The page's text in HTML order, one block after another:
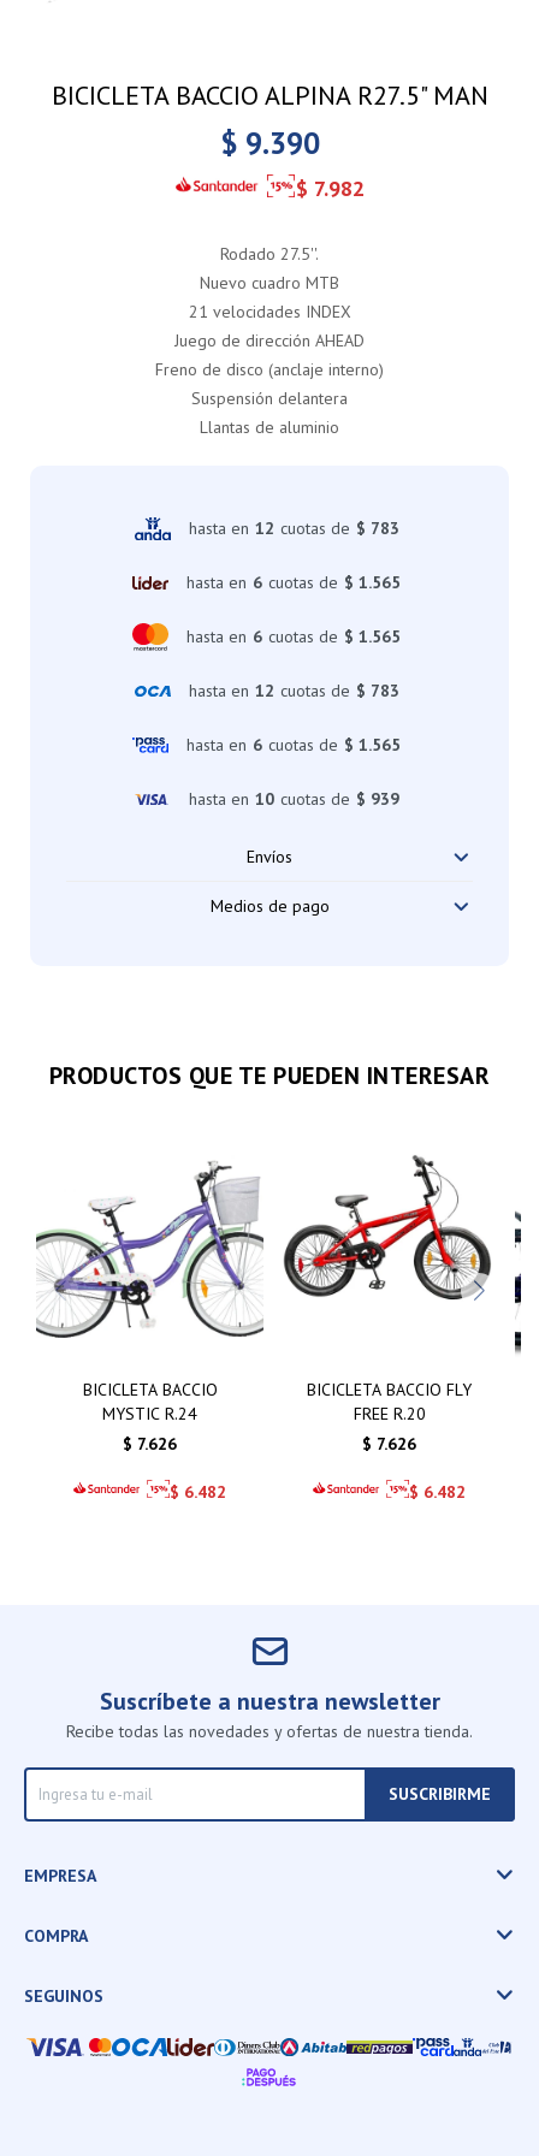
BICICLETA BACCIO ALPINA R27.5" MAN
$ 9.390
$ 7.982
Rodado 27.5''.
Nuevo cuadro MTB
21 velocidades INDEX
Juego de dirección AHEAD
Freno de disco (anclaje interno)
Suspensión delantera
Llantas de aluminio
hasta en 12 cuotas de $ 783
hasta en 6 cuotas de $ 1.565
hasta en 6 cuotas de $ 1.565
hasta en 12 cuotas de $ 783
hasta en 6 cuotas de $ 1.565
hasta en 10 cuotas de $ 939
Envíos
Medios de pago
PRODUCTOS QUE TE PUEDEN INTERESAR
BICICLETA BACCIO
MYSTIC R.24
$ 7.626
$ 6.482
BICICLETA BACCIO FLY
FREE R.20
$ 7.626
$ 6.482
Suscríbete a nuestra newsletter
Recibe todas las novedades y ofertas de nuestra tienda.
SUSCRIBIRME
EMPRESA
COMPRA
SEGUINOS